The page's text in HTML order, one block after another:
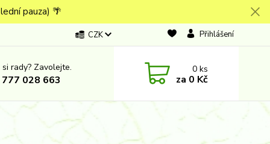
pauza) 🌴
CZK Přihlášení
rady? Zavolejte.
028 663
0ks
za 0 Kč